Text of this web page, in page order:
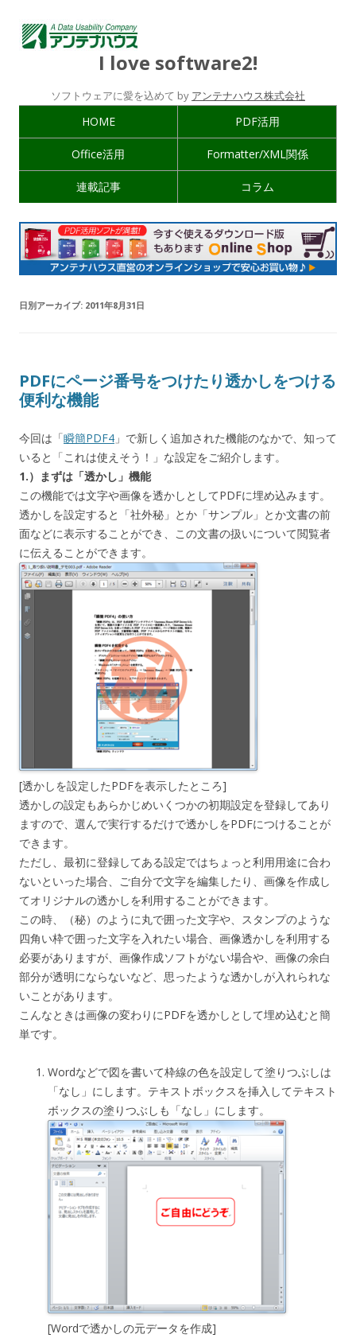
I love software2!
ソフトウェアに愛を込めて by アンテナハウス株式会社
HOME PDF活用
Office活用 Formatter/XML関係
連載記事 コラム
日別アーカイブ: 2011年8月31日
PDFにページ番号をつけたり透かしをつける
便利な機能
今回は「瞬簡PDF4 」で新しく追加された機能のなかで、知って
いると「これは使えそう！」な設定をご紹介します。
1.）まずは「透かし」機能
この機能では文字や画像を透かしとしてPDFに埋め込みます。
透かしを設定すると「社外秘」とか「サンプル」とか文書の前
面などに表示することができ、この文書の扱いについて閲覧者
に伝えることができます。
[透かしを設定したPDFを表示したところ]
透かしの設定もあらかじめいくつかの初期設定を登録してあり
ますので、選んで実行するだけで透かしをPDFにつけることが
できます。
ただし、最初に登録してある設定ではちょっと利用用途に合わ
ないといった場合、ご自分で文字を編集したり、画像を作成し
てオリジナルの透かしを利用することができます。
この時、（秘）のように丸で囲った文字や、スタンプのような
四角い枠で囲った文字を入れたい場合、画像透かしを利用する
必要がありますが、画像作成ソフトがない場合や、画像の余白
部分が透明にならないなど、思ったような透かしが入れられな
いことがあります。
こんなときは画像の変わりにPDFを透かしとして埋め込むと簡
単です。
Wordなどで図を書いて枠線の色を設定して塗りつぶしは
「なし」にします。テキストボックスを挿入してテキスト
ボックスの塗りつぶしも「なし」にします。
[Wordで透かしの元データを作成]